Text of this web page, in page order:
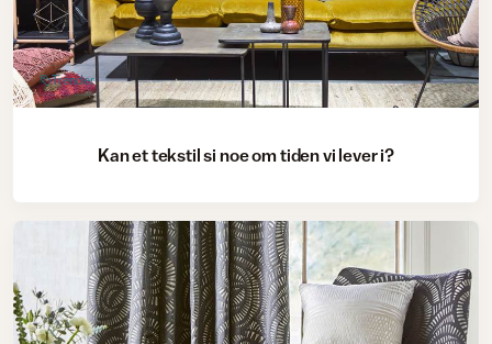
Trender
Kan et tekstil si noe om tiden vi lever i?